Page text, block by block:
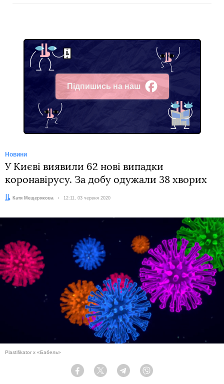
Підпишись на наш
Facebook
Новини
У Києві виявили 62 нові випадки
коронавірусу. За добу одужали 38 хворих
Автор:Катя Мещерякова Дата:
12:11, 03 червня 2020
Plastifikator x «Бабель»
Facebook Twitter Telegram